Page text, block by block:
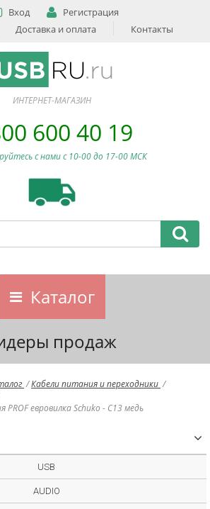
Вход
Регистрация
Доставка и оплата Контакты
ИНТЕРНЕТ-МАГАЗИН
600 40 19
с нами c 10-00 до 17-00 МСК
Каталог
продаж
/Кабели питания и переходники /
PROF евровилка Schuko - С13 медь
USB
AUDIO